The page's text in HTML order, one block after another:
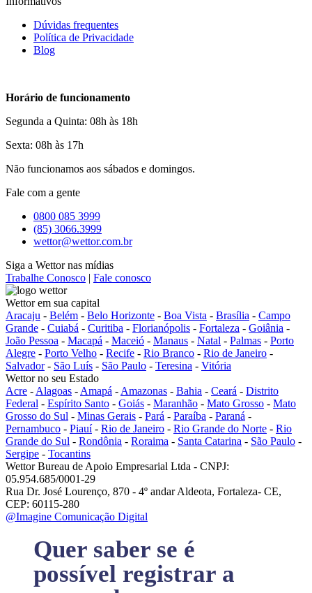
Dúvidas frequentes
Política de Privacidade
Blog
Horário de funcionamento
Segunda a Quinta: 08h às 18h
Sexta: 08h às 17h
Não funcionamos aos sábados e domingos.
Fale com a gente
0800 085 3999
(85) 3066.3999
wettor@wettor.com.br
Siga a Wettor nas mídias
Trabalhe Conosco | Fale conosco
Wettor em sua capital
Aracaju - Belém - Belo Horizonte - Boa Vista - Brasília - Campo
Grande - Cuiabá - Curitiba - Florianópolis - Fortaleza - Goiânia -
João Pessoa - Macapá - Maceió - Manaus - Natal - Palmas - Porto
Alegre - Porto Velho - Recife - Rio Branco - Rio de Janeiro -
Salvador- São Luís - São Paulo - Teresina - Vitória
Wettor no seu Estado
Acre - Alagoas - Amapá - Amazonas - Bahia - Ceará - Distrito
Federal - Espírito Santo - Goiás - Maranhão - Mato Grosso - Mato
Grosso do Sul - Minas Gerais - Pará - Paraíba - Paraná -
Pernambuco - Piauí- Rio de Janeiro - Rio Grande do Norte - Rio
Grande do Sul - Rondônia - Roraima - Santa Catarina - São Paulo -
Sergipe - Tocantins
Wettor Bureau de Apoio Empresarial Ltda - CNPJ:
05.954.685/0001-29
Rua Dr. José Lourenço, 870 - 4º andar Aldeota, Fortaleza- CE,
CEP: 60115-280
@Imagine Comunicação Digital
Quer saber se é
possível registrar a